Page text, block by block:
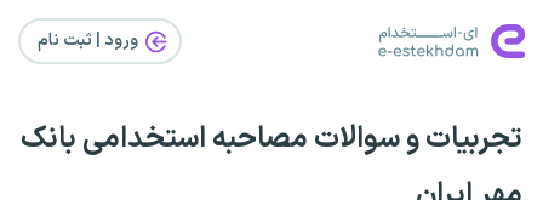
ورود | ثبت‌ نام
تجربیات و سوالات مصاحبه استخدامی بانک